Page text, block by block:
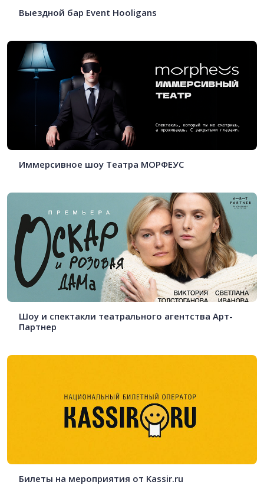
Выездной бар Event Hooligans
Иммерсивное шоу Театра МОРФЕУС
Шоу и спектакли театрального агентства Арт-
Партнер
Билеты на мероприятия от Kassir.ru